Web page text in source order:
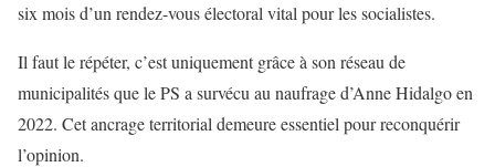
six mois d’un rendez-vous électoral vital pour les socialistes.
Il faut le répéter, c’est uniquement grâce à son réseau de
municipalités que le PS a survécu au naufrage d’Anne Hidalgo en
2022. Cet ancrage territorial demeure essentiel pour reconquérir
l’opinion.